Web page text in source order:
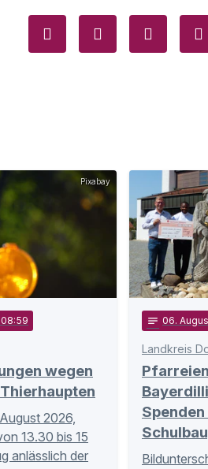
Pixabay
wegen
2026,
13.30 bis 15
anlässlich der
notes 06.
Landkreis